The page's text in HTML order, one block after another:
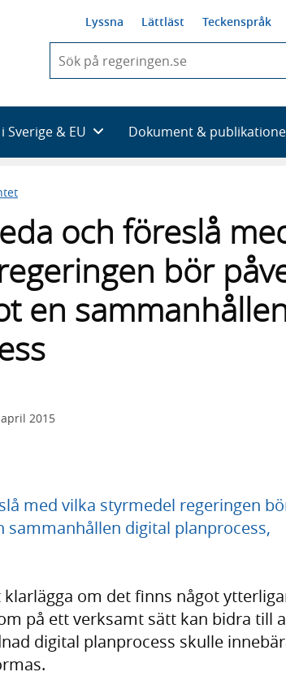
Lyssna Lättläst Teckenspråk
du
skriva
framträder
en
Sverige & EU Dokument &
och föreslå
bör
en
2015
med vilka styrmedel regeringen
sammanhållen digital planprocess,
om det finns något
på ett verksamt sätt kan bidra till
digital planprocess skulle